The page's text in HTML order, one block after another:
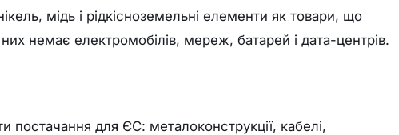
мідь і рідкісноземельні елементи як товари, що
немає електромобілів, мереж, батарей і дата-центрів.
постачання для ЄС: металоконструкції, кабелі,